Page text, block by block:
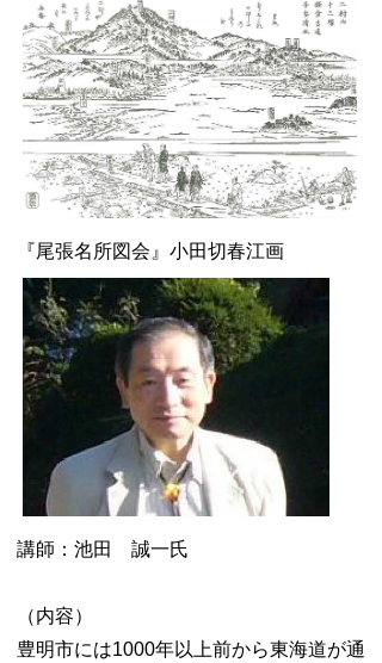
『尾張名所図会』小田切春江画
講師：池田 誠一氏
（内容）
豊明市には1000年以上前から東海道が通